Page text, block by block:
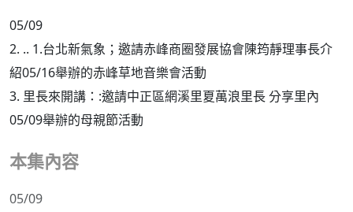
05/09
2. .. 1.台北新氣象；邀請赤峰商圈發展協會陳筠靜理事長介
紹05/16舉辦的赤峰草地音樂會活動
3. 里長來開講：:邀請中正區網溪里夏萬浪里長 分享里內
05/09舉辦的母親節活動
本集內容
05/09